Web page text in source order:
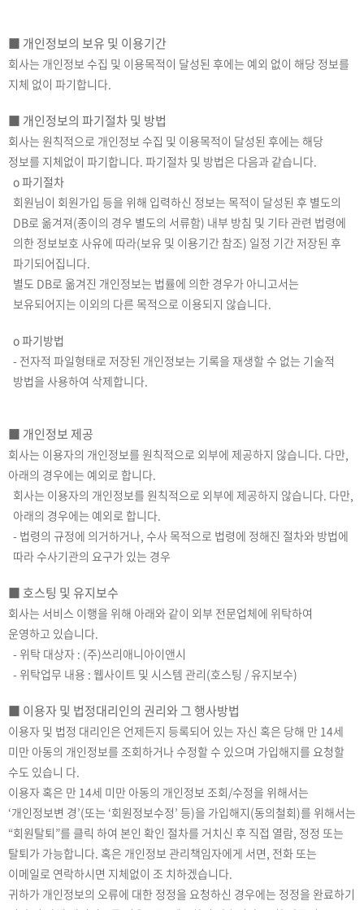
■ 개인정보의 보유 및 이용기간
회사는 개인정보 수집 및 이용목적이 달성된 후에는 예외 없이 해당 정보를
지체 없이 파기합니다.
■ 개인정보의 파기절차 및 방법
회사는 원칙적으로 개인정보 수집 및 이용목적이 달성된 후에는 해당
정보를 지체없이 파기합니다. 파기절차 및 방법은 다음과 같습니다.
ο 파기절차
회원님이 회원가입 등을 위해 입력하신 정보는 목적이 달성된 후 별도의
DB로 옮겨져(종이의 경우 별도의 서류함) 내부 방침 및 기타 관련 법령에
의한 정보보호 사유에 따라(보유 및 이용기간 참조) 일정 기간 저장된 후
파기되어집니다.
별도 DB로 옮겨진 개인정보는 법률에 의한 경우가 아니고서는
보유되어지는 이외의 다른 목적으로 이용되지 않습니다.
ο 파기방법
- 전자적 파일형태로 저장된 개인정보는 기록을 재생할 수 없는 기술적
방법을 사용하여 삭제합니다.
■ 개인정보 제공
회사는 이용자의 개인정보를 원칙적으로 외부에 제공하지 않습니다. 다만,
아래의 경우에는 예외로 합니다.
회사는 이용자의 개인정보를 원칙적으로 외부에 제공하지 않습니다. 다만,
아래의 경우에는 예외로 합니다.
- 법령의 규정에 의거하거나, 수사 목적으로 법령에 정해진 절차와 방법에
따라 수사기관의 요구가 있는 경우
■ 호스팅 및 유지보수
회사는 서비스 이행을 위해 아래와 같이 외부 전문업체에 위탁하여
운영하고 있습니다.
- 위탁 대상자 : (주)쓰리애니아이앤시
- 위탁업무 내용 : 웹사이트 및 시스템 관리(호스팅 / 유지보수)
■ 이용자 및 법정대리인의 권리와 그 행사방법
이용자 및 법정 대리인은 언제든지 등록되어 있는 자신 혹은 당해 만 14세
미만 아동의 개인정보를 조회하거나 수정할 수 있으며 가입해지를 요청할
수도 있습니 다.
이용자 혹은 만 14세 미만 아동의 개인정보 조회/수정을 위해서는
‘개인정보변 경’(또는 ‘회원정보수정’ 등)을 가입해지(동의철회)를 위해서는
“회원탈퇴”를 클릭 하여 본인 확인 절차를 거치신 후 직접 열람, 정정 또는
탈퇴가 가능합니다. 혹은 개인정보 관리책임자에게 서면, 전화 또는
이메일로 연락하시면 지체없이 조 치하겠습니다.
귀하가 개인정보의 오류에 대한 정정을 요청하신 경우에는 정정을 완료하기